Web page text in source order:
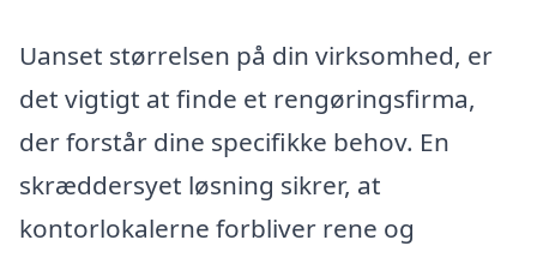
Uanset størrelsen på din virksomhed, er
det vigtigt at finde et rengøringsfirma,
der forstår dine specifikke behov. En
skræddersyet løsning sikrer, at
kontorlokalerne forbliver rene og